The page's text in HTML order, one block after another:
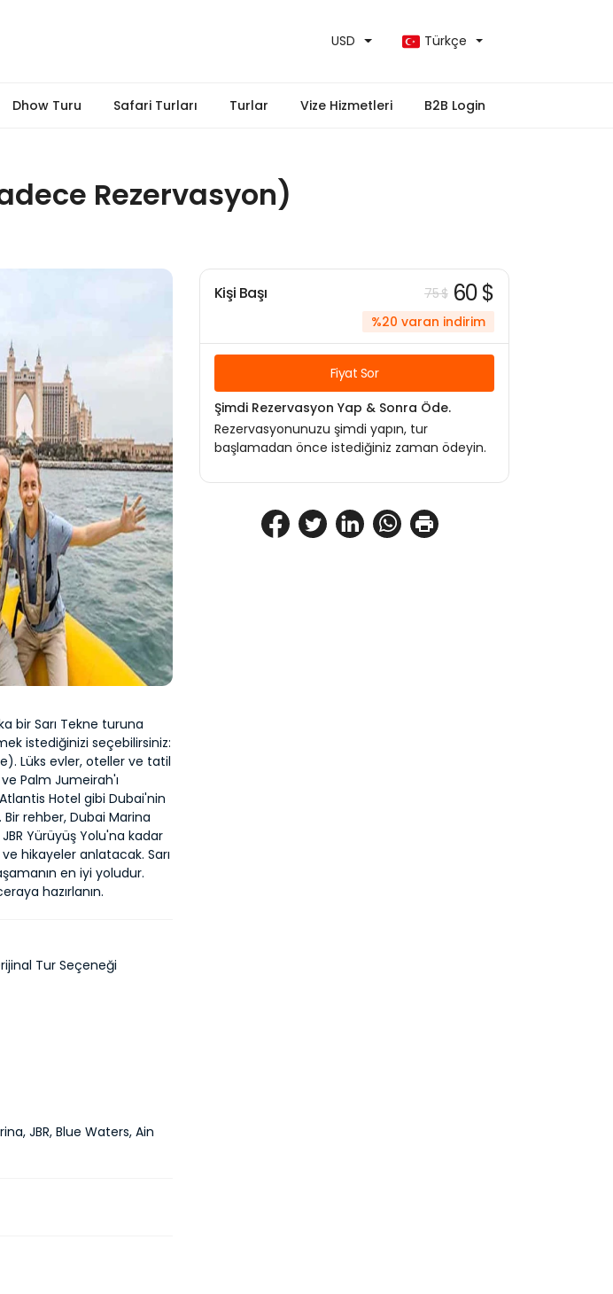
USD Türkçe
Dhow Turu Safari Turları Turlar Vize Hizmetleri B2B Login
Rezervasyon)
bir Sarı Tekne turuna
istediğinizi seçebilirsiniz:
Lüks evler, oteller ve tatil
Palm Jumeirah'ı
Hotel gibi Dubai'nin
Bir rehber, Dubai Marina
Yürüyüş Yolu'na kadar
hikayeler anlatacak. Sarı
en iyi yoludur.
hazırlanın.
Tur Seçeneği
JBR, Blue Waters, Ain
Kişi Başı 75 $ 60 $
%20 varan indirim
Fiyat Sor
Şimdi Rezervasyon Yap & Sonra Öde.
Rezervasyonunuzu şimdi yapın, tur
başlamadan önce istediğiniz zaman ödeyin.